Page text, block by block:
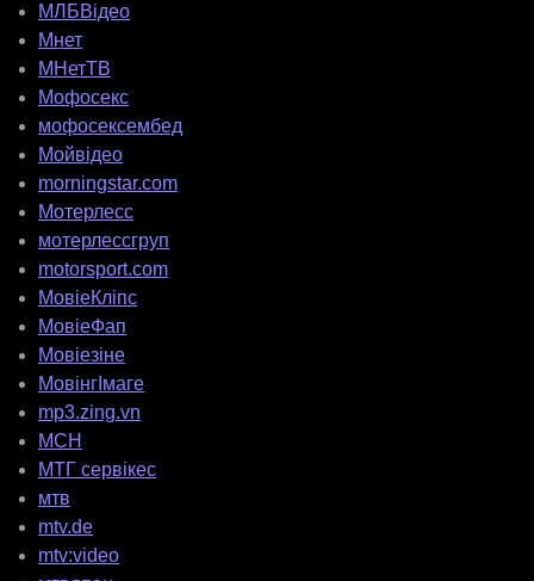
МЛБВідео
Мнет
МНетТВ
Мофосекс
мофосексембед
Мойвідео
morningstar.com
Мотерлесс
мотерлессгруп
motorsport.com
МовіеКліпс
МовіеФап
Мовіезіне
МовінгІмаге
mp3.zing.vn
МСН
МТГ сервікес
мтв
mtv.de
mtv:video